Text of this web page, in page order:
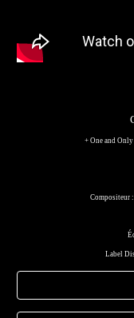
+ One and Only
Compositeur
Label